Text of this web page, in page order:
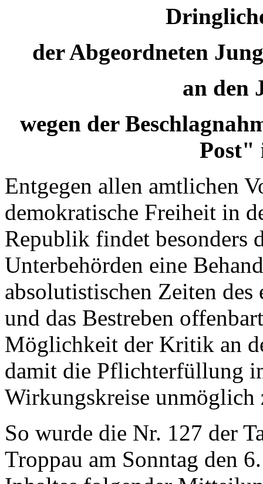
der Abgeordneten
an den
wegen der
Post"
Entgegen allen amtlichen
demokratische Freiheit in
Republik findet besonders
Unterbehörden eine
absolutistischen Zeiten
und das Bestreben
Möglichkeit der Kritik an
damit die Pflichterfüllung
Wirkungskreise unmöglich
So wurde die Nr. 127 der
Troppau am Sonntag den